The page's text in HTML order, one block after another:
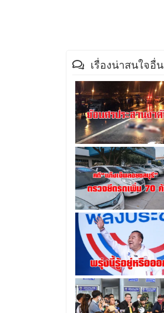
เรื่องน่าสนใจอื่